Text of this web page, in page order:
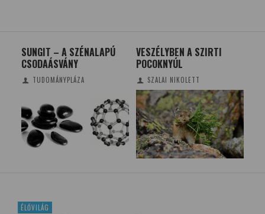
SUNGIT – A SZÉNALAPÚ
CSODAÁSVÁNY
TUDOMÁNYPLÁZA
VESZÉLYBEN A SZIRTI
POCOKNYÚL
SZALAI NIKOLETT
ÉLŐVILÁG